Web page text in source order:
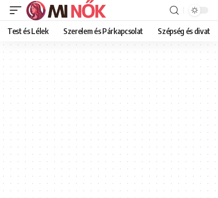
Test és Lélek Szerelem és Párkapcsolat Szépség és divat